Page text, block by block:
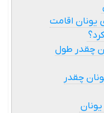
یونان اقامت
چقدر طول
چقدر